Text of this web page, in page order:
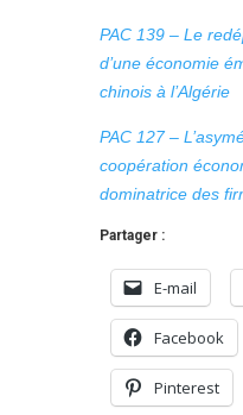
PAC 139 – Le
d’une économie
chinois à l’Algérie
PAC 127 –
coopération
dominatrice des
Partager :
E-mail
Facebook
Pinterest